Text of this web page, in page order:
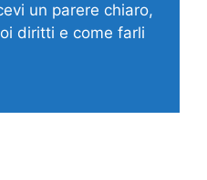
un parere chiaro,
diritti e come farli